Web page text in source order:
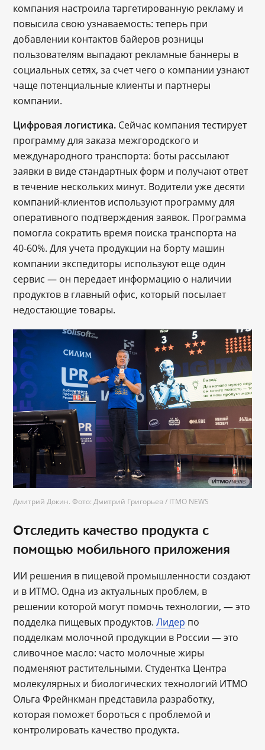
компания настроила таргетированную рекламу и
повысила свою узнаваемость: теперь при
добавлении контактов байеров розницы
пользователям выпадают рекламные баннеры в
социальных сетях, за счет чего о компании узнают
чаще потенциальные клиенты и партнеры
компании.
Цифровая логистика. Сейчас компания тестирует
программу для заказа межгородского и
международного транспорта: боты рассылают
заявки в виде стандартных форм и получают ответ
в течение нескольких минут. Водители уже десяти
компаний-клиентов используют программу для
оперативного подтверждения заявок. Программа
помогла сократить время поиска транспорта на
40-60%. Для учета продукции на борту машин
компании экспедиторы используют еще один
сервис — он передает информацию о наличии
продуктов в главный офис, который посылает
недостающие товары.
Дмитрий Докин. Фото: Дмитрий Григорьев / ITMO NEWS
Отследить качество продукта с
помощью мобильного приложения
ИИ решения в пищевой промышленности создают
и в ИТМО. Одна из актуальных проблем, в
решении которой могут помочь технологии, — это
подделка пищевых продуктов.Лидер по
подделкам молочной продукции в России — это
сливочное масло: часто молочные жиры
подменяют растительными. Студентка Центра
молекулярных и биологических технологий ИТМО
Ольга Фрейнкман представила разработку,
которая поможет бороться с проблемой и
контролировать качество продукта.